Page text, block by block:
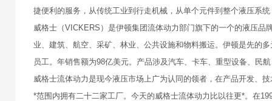
捷便利的服务，从传统工业到行走机械，从单个元件到整个液压系
威格士（VICKERS）是伊顿集团流体动力部门旗下的一个的液压
业、建筑、航空、采矿、林业、公共设施和物料搬运。伊顿是先的
员工。年销售额为98亿美元。产品涉及汽车、卡车、重型设备、民
威格士流体动力是现今液压市场上广为认同的领者，在产品开发、
*范围内拥有二十二家工厂。今天的威格士流体动力比以往更*。在